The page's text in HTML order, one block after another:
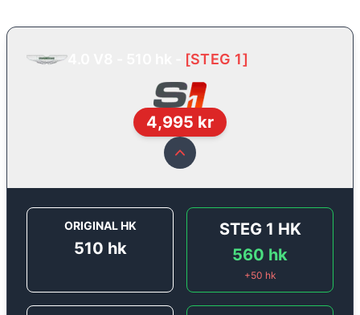
4.0 V8 - 510 hk [STEG 1]
4,995 kr
ORIGINAL HK
510 hk
STEG 1 HK
560 hk
+50 hk